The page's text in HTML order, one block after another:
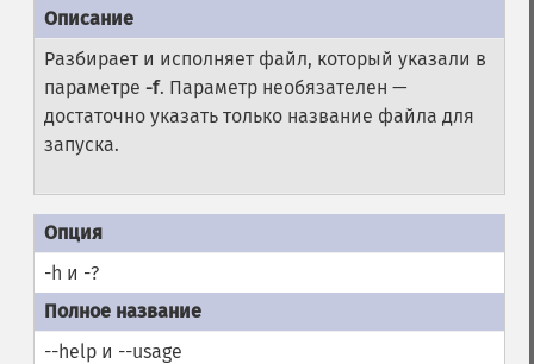
Разбирает и исполняет файл, который указали в
параметре -f. Параметр необязателен —
достаточно указать только название файла для
запуска.
-h и -?
--help и --usage